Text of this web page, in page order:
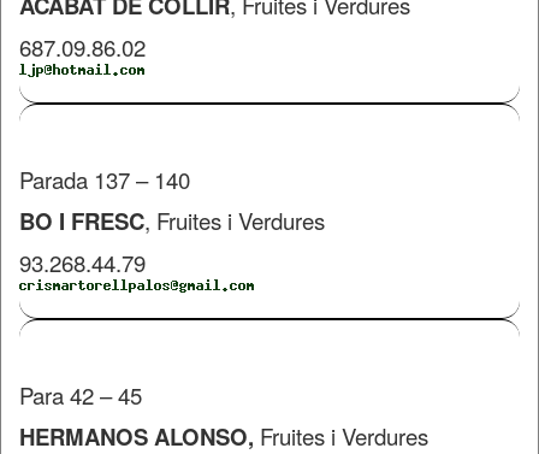
687.09.86.02
Parada 137 – 140
BO I FRESC, Fruites i Verdures
93.268.44.79
Para 42 – 45
HERMANOS ALONSO, Fruites i Verdures